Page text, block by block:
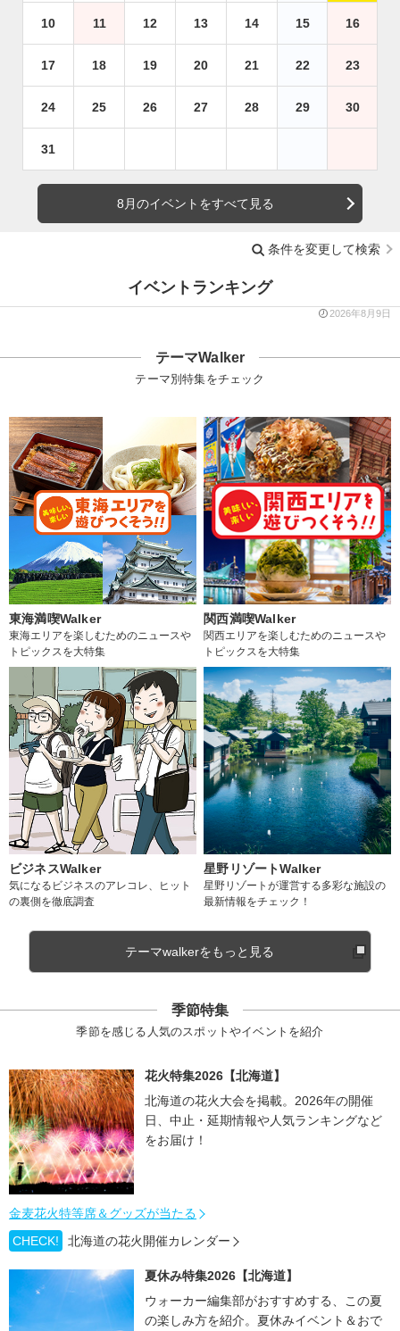
10 11 12 13 14 15 16
17 18 19 20 21 22 23
24 25 26 27 28 29 30
31
8月のイベントをすべて見る
条件を変更して検索
イベントランキング
2026年8月9日
テーマWalker
テーマ別特集をチェック
東海満喫Walker
東海エリアを楽しむためのニュースや
トピックスを大特集
関西満喫Walker
関西エリアを楽しむためのニュースや
トピックスを大特集
ビジネスWalker
気になるビジネスのアレコレ、ヒット
の裏側を徹底調査
星野リゾートWalker
星野リゾートが運営する多彩な施設の
最新情報をチェック！
テーマwalkerをもっと見る
季節特集
季節を感じる人気のスポットやイベントを紹介
花火特集2026【北海道】
北海道の花火大会を掲載。2026年の開催
日、中止・延期情報や人気ランキングなど
をお届け！
金麦花火特等席＆グッズが当たる
CHECK!
北海道の花火開催カレンダー
夏休み特集2026【北海道】
ウォーカー編集部がおすすめする、この夏
の楽しみ方を紹介。夏休みイベント＆おで